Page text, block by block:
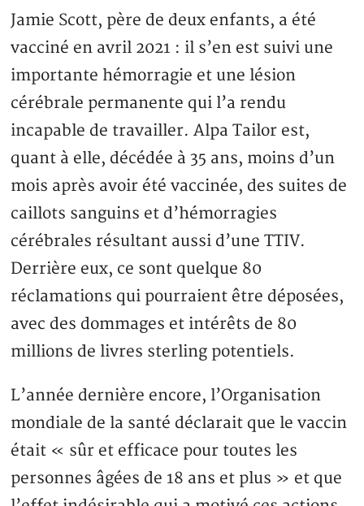
Jamie Scott, père de deux enfants, a été
vacciné en avril 2021 : il s’en est suivi une
importante hémorragie et une lésion
cérébrale permanente qui l’a rendu
incapable de travailler. Alpa Tailor est,
quant à elle, décédée à 35 ans, moins d’un
mois après avoir été vaccinée, des suites de
caillots sanguins et d’hémorragies
cérébrales résultant aussi d’une TTIV.
Derrière eux, ce sont quelque 80
réclamations qui pourraient être déposées,
avec des dommages et intérêts de 80
millions de livres sterling potentiels.
L’année dernière encore, l’Organisation
mondiale de la santé déclarait que le vaccin
était « sûr et efficace pour toutes les
personnes âgées de 18 ans et plus » et que